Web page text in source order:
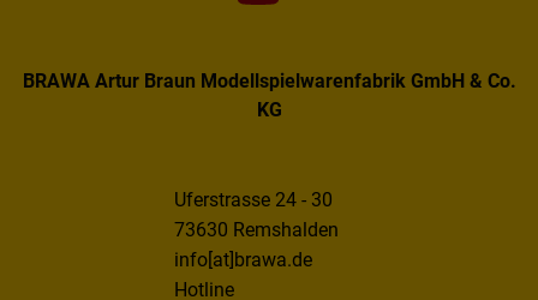
BRAWA Artur Braun Modellspielwarenfabrik GmbH & Co.
KG
Uferstrasse 24 - 30
73630 Remshalden
info[at]brawa.de
Hotline